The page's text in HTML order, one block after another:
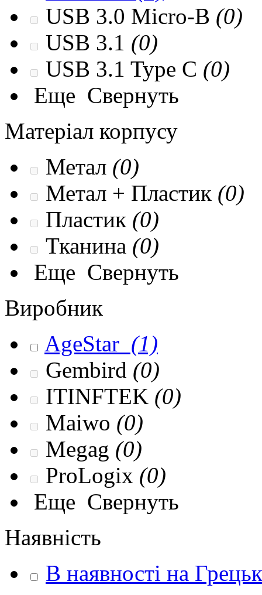
USB 3.0 Micro-B (0)
USB 3.1 (0)
USB 3.1 Type C (0)
Еще Свернуть
Матеріал корпусу
Метал (0)
Метал + Пластик (0)
Пластик (0)
Тканина (0)
Еще Свернуть
Виробник
AgeStar (1)
Gembird (0)
ITINFTEK (0)
Maiwo (0)
Megag (0)
ProLogix (0)
Еще Свернуть
Наявність
В наявності на